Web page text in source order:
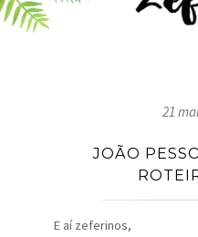
21
JOÃO
E aí zeferinos,